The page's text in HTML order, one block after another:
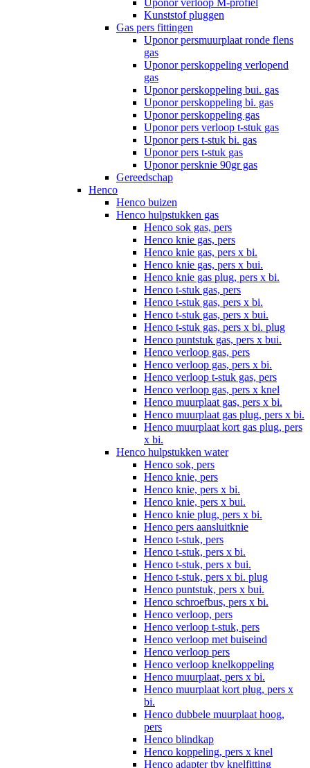
Uponor verloop M-profiel
Kunststof pluggen
Gas pers fittingen
Uponor persmuurplaat ronde flens
gas
Uponor perskoppeling verlopend
gas
Uponor perskoppeling bui. gas
Uponor perskoppeling bi. gas
Uponor perskoppeling gas
Uponor pers verloop t-stuk gas
Uponor pers t-stuk bi. gas
Uponor pers t-stuk gas
Uponor persknie 90gr gas
Gereedschap
Henco
Henco buizen
Henco hulpstukken gas
Henco sok gas, pers
Henco knie gas, pers
Henco knie gas, pers x bi.
Henco knie gas, pers x bui.
Henco knie gas plug, pers x bi.
Henco t-stuk gas, pers
Henco t-stuk gas, pers x bi.
Henco t-stuk gas, pers x bui.
Henco t-stuk gas, pers x bi. plug
Henco puntstuk gas, pers x bui.
Henco verloop gas, pers
Henco verloop gas, pers x bi.
Henco verloop t-stuk gas, pers
Henco verloop gas, pers x knel
Henco muurplaat gas, pers x bi.
Henco muurplaat gas plug, pers x bi.
Henco muurplaat kort gas plug, pers
x bi.
Henco hulpstukken water
Henco sok, pers
Henco knie, pers
Henco knie, pers x bi.
Henco knie, pers x bui.
Henco knie plug, pers x bi.
Henco pers aansluitknie
Henco t-stuk, pers
Henco t-stuk, pers x bi.
Henco t-stuk, pers x bui.
Henco t-stuk, pers x bi. plug
Henco puntstuk, pers x bui.
Henco schroefbus, pers x bi.
Henco verloop, pers
Henco verloop t-stuk, pers
Henco verloop met buiseind
Henco verloop pers
Henco verloop knelkoppeling
Henco muurplaat, pers x bi.
Henco muurplaat kort plug, pers x
bi.
Henco dubbele muurplaat hoog,
pers
Henco blindkap
Henco koppeling, pers x knel
Henco adapter tbv knelfitting